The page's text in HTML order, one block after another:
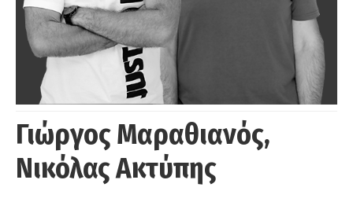
Γιώργος Μαραθιανός,
Νικόλας Ακτύπης